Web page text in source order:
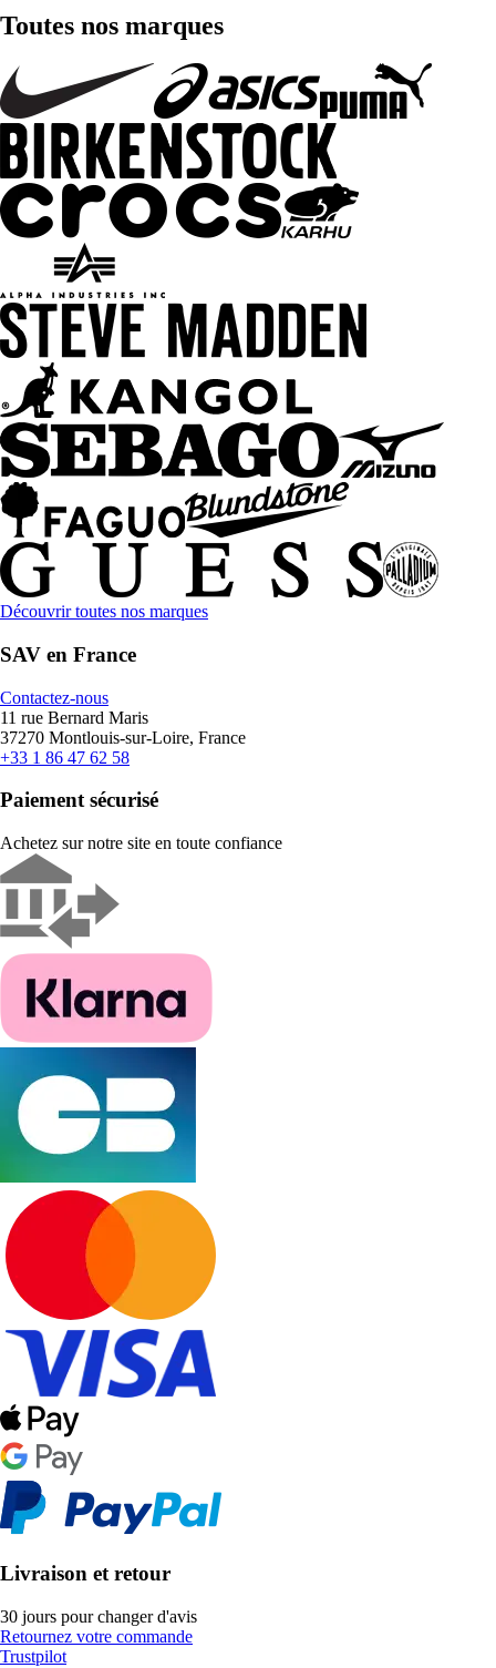
Toutes nos marques
Découvrir toutes nos marques
SAV en France
Contactez-nous
11 rue Bernard Maris
37270 Montlouis-sur-Loire, France
+33 1 86 47 62 58
Paiement sécurisé
Achetez sur notre site en toute confiance
Livraison et retour
30 jours pour changer d'avis
Retournez votre commande
Trustpilot